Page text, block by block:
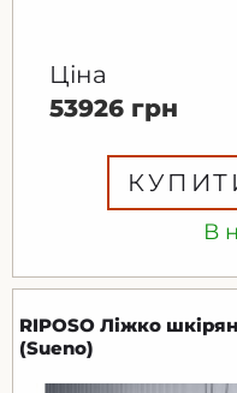
В
Ціна
53926 грн
RIPOSO Ліжко
(Sueno)